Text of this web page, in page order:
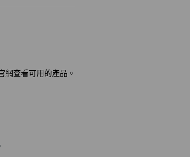
網查看可用的產品。